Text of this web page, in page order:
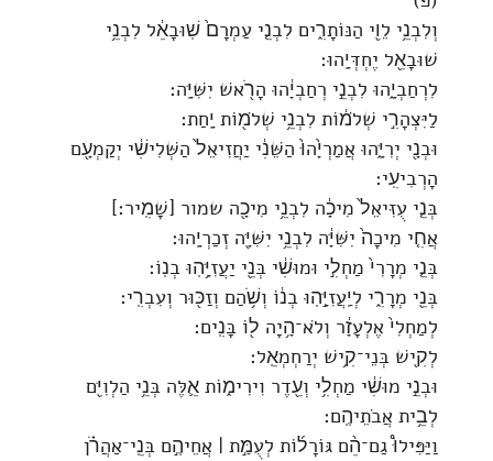
וְלִבְנֵ֥י לֵוִ֖י הַנּוֹתָרִ֑ים לִבְנֵ֤י עַמְרָם֙ שֽׁוּבָאֵ֔ל לִבְנֵ֥י
שׁוּבָאֵ֖ל יֶחְדְּיָֽהוּ׃
לִרְחַבְיָ֑הוּ לִבְנֵ֣י רְחַבְיָ֔הוּ הָרֹ֖אשׁ יִשִּׁיָּֽה׃
לַיִּצְהָרִ֣י שְׁלֹמ֔וֹת לִבְנֵ֥י שְׁלֹמ֖וֹת יָֽחַת׃
וּבְנָ֖י יְרִיָּ֑הוּ אֲמַרְיָ֙הוּ֙ הַשֵּׁנִ֔י יַחֲזִיאֵל֙ הַשְּׁלִישִׁ֔י יְקַמְעָ֖ם
הָרְבִיעִֽי׃
בְּנֵ֤י עֻזִּיאֵל֙ מִיכָ֔ה לִבְנֵ֥י מִיכָ֖ה שמור [שָׁמִֽיר׃]
אֲחִ֤י מִיכָה֙ יִשִּׁיָּ֔ה לִבְנֵ֥י יִשִּׁיָּ֖ה זְכַרְיָֽהוּ׃
בְּנֵ֤י מְרָרִי֙ מַחְלִ֣י וּמוּשִׁ֔י בְּנֵ֖י יַעֲזִיָּ֥הֽוּ בְנֽוֹ׃
בְּנֵ֖י מְרָרִ֑י לְיַֽעֲזִיָּ֣הֽוּ בְנ֔וֹ וְשֹׁ֥הַם וְזַכּ֖וּר וְעִבְרִֽי׃
לְמַחְלִי֙ אֶלְעָזָ֔ר וְלֹא־הָ֥יָה ל֖וֹ בָּנִֽים׃
לְקִ֖ישׁ בְּנֵי־קִ֥ישׁ יְרַחְמְאֵֽל׃
וּבְנֵ֣י מוּשִׁ֔י מַחְלִ֥י וְעֵ֖דֶר וִירִימ֑וֹת אֵ֛לֶּה בְּנֵ֥י הַלְוִיִּ֖ם
לְבֵ֥ית אֲבֹתֵיהֶֽם׃
וַיַּפִּילוּ֩ גַם־הֵ֨ם גּוֹרָל֜וֹת לְעֻמַּ֣ת ׀ אֲחֵיהֶ֣ם בְּנֵֽי־אַהֲרֹ֗ן